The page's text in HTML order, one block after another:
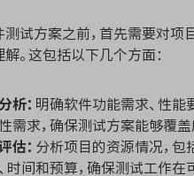
测试方案之前，首先需要对项
。这包括以下几个方面：
析： 明确软件功能需求、性能
需求，确保测试方案能够覆盖
估： 分析项目的资源情况，包
时间和预算，确保测试工作在